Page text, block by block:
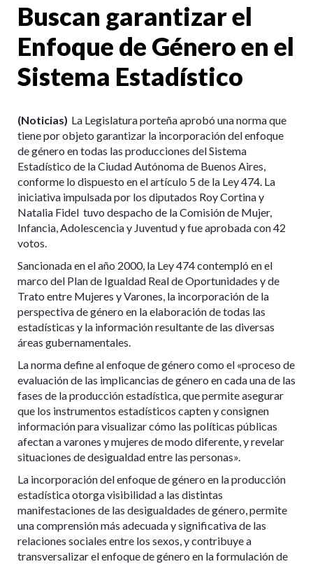
Buscan garantizar el
Enfoque de Género en el
Sistema Estadístico
(Noticias) La Legislatura porteña aprobó una norma que
tiene por objeto garantizar la incorporación del enfoque
de género en todas las producciones del Sistema
Estadístico de la Ciudad Autónoma de Buenos Aires,
conforme lo dispuesto en el artículo 5 de la Ley 474. La
iniciativa impulsada por los diputados Roy Cortina y
Natalia Fidel tuvo despacho de la Comisión de Mujer,
Infancia, Adolescencia y Juventud y fue aprobada con 42
votos.
Sancionada en el año 2000, la Ley 474 contempló en el
marco del Plan de Igualdad Real de Oportunidades y de
Trato entre Mujeres y Varones, la incorporación de la
perspectiva de género en la elaboración de todas las
estadísticas y la información resultante de las diversas
áreas gubernamentales.
La norma define al enfoque de género como el «proceso de
evaluación de las implicancias de género en cada una de las
fases de la producción estadística, que permite asegurar
que los instrumentos estadísticos capten y consignen
información para visualizar cómo las políticas públicas
afectan a varones y mujeres de modo diferente, y revelar
situaciones de desigualdad entre las personas».
La incorporación del enfoque de género en la producción
estadística otorga visibilidad a las distintas
manifestaciones de las desigualdades de género, permite
una comprensión más adecuada y significativa de las
relaciones sociales entre los sexos, y contribuye a
transversalizar el enfoque de género en la formulación de